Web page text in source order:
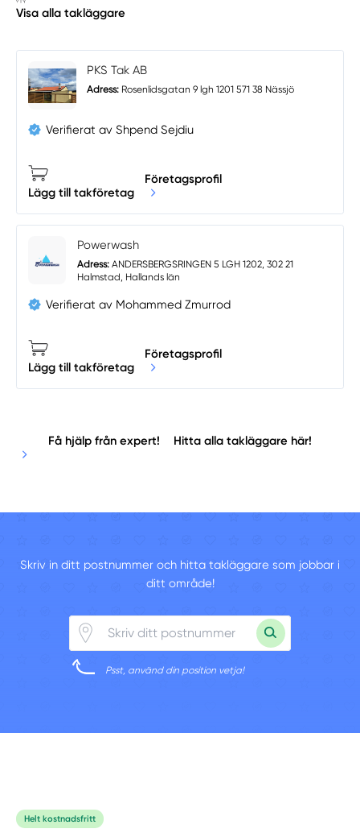
Visa alla takläggare
PKS Tak AB
Adress: Rosenlidsgatan 9 lgh 1201 571 38 Nässjö
Verifierat av Shpend Sejdiu
Lägg till takföretag
Företagsprofil
Powerwash
Adress:ANDERSBERGSRINGEN 5 LGH 1202, 302 21
Halmstad, Hallands län
Verifierat av Mohammed Zmurrod
Lägg till takföretag
Företagsprofil
Få hjälp från expert! Hitta alla takläggare här!
Skriv in ditt postnummer och hitta takläggare som jobbar i
ditt område!
Psst, använd din position vetja!
Helt kostnadsfritt